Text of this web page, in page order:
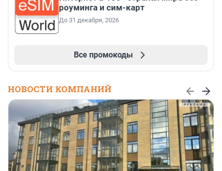
роуминга и сим-карт
До 31 декабря, 2026
Все промокоды
НОВОСТИ КОМПАНИЙ